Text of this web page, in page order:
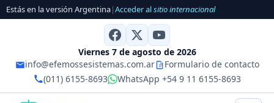
Estás en la versión Argentina|Acceder alsitio internacional
Viernes 7 de agosto de 2026
info@efemossesistemas.com.ar
Formulario de contacto
(011) 6155-8693
WhatsApp +54 9 11 6155-8693